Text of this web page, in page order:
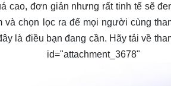
cao, đơn giản nhưng rất tinh tế sẽ
chọn lọc ra để mọi người cùng
là điều bạn đang cần. Hãy tải về